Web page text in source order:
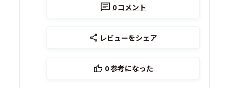
0コメント
レビューをシェア
0参考になった